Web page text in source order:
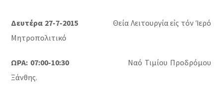
Δευτέρα 27-7-2015 Θεία Λειτουργία εἰς τόν Ἱερό
Μητροπολιτικό
ΩΡΑ: 07:00-10:30 Ναό Τιμίου Προδρόμου
Ξάνθης.